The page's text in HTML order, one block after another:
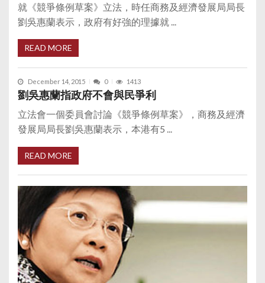
就《競爭條例草案》立法，時任商務及經濟發展局局長
劉吳惠蘭表示，政府有好強的理據就 ...
READ MORE
December 14, 2015 0 1413
劉吳惠蘭指政府不會與民爭利
立法會一個委員會討論《競爭條例草案》，商務及經濟
發展局局長劉吳惠蘭表示，本港有5 ...
READ MORE